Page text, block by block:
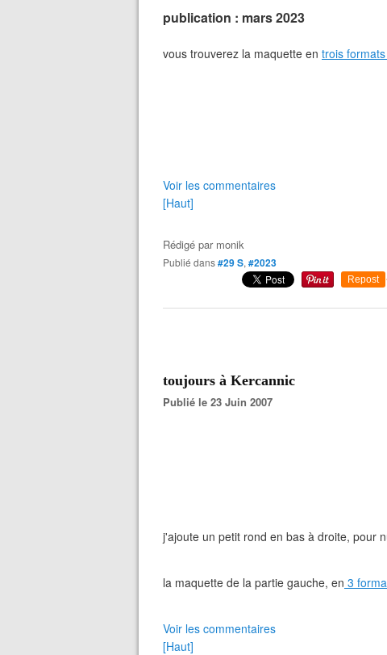
publication : mars 2023
vous trouverez la maquette en trois
Voir les commentaires
[Haut]
Rédigé par monik
Publié dans#29 S, #2023
Repost
toujours à Kercannic
Publié le 23 Juin 2007
j'ajoute un petit rond en bas à droite, pour
la maquette de la partie gauche, en 3
Voir les commentaires
[Haut]